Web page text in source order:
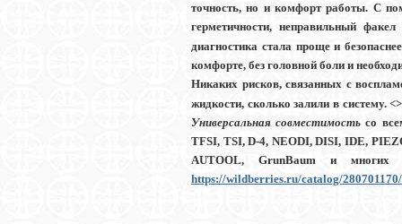
точность, но и комфорт работы. С
герметичности, неправильный
диагностика стала проще и
комфорте, без головной боли и
Никаких рисков, связанных с
жидкости, сколько залили в систему.
Универсальная совместимость со
TFSI, TSI, D-4, NEODI, DISI, IDE,
AUTOOL, GrunBaum и
https://wildberries.ru/catalog/